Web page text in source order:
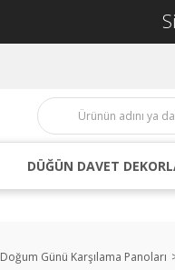
DÜĞÜN DAVET
Doğum Günü Karşılama Panoları